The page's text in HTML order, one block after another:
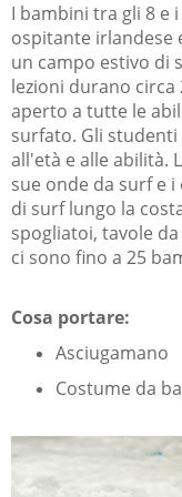
I bambini tra gli 8 e
ospitante irlandese
un campo estivo di
lezioni durano circa
aperto a tutte le
surfato. Gli
all'età e alle abilità.
sue onde da surf e
di surf lungo la
spogliatoi, tavole
ci sono fino a 25
Cosa portare:
Asciugamano
Costume da